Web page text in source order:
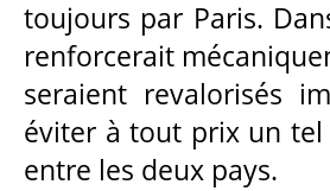
toujours par Paris.
renforcerait
seraient revalorisés
éviter à tout prix un
entre les deux pays.